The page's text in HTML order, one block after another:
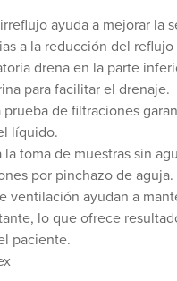
ayuda a mejorar la
a la reducción del reflujo
drena en la parte
para facilitar el drenaje.
prueba de filtraciones
líquido.
la toma de muestras sin
por pinchazo de aguja.
ventilación ayudan a
lo que ofrece
paciente.